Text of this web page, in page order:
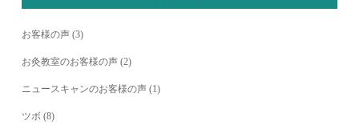
お客様の声 (3)
お灸教室のお客様の声 (2)
ニュースキャンのお客様の声 (1)
ツボ (8)